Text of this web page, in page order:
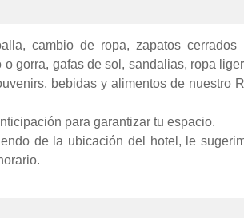
cambio de ropa, zapatos
o gorra, gafas de sol, sandalias, ropa
bebidas y alimentos de nuestro
para garantizar tu espacio.
de la ubicación del hotel, le